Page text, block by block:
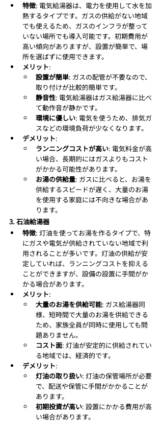
特徴: 電気給湯器は、電力を使用して水を加
熱するタイプです。ガスの供給がない地域
でも使えるため、ガスのインフラが整って
いない場所でも導入可能です。初期費用が
高い傾向がありますが、設置が簡単で、場
所を選ばずに使用できます。
メリット:
設置が簡単: ガスの配管が不要なので、
取り付けが比較的簡単です。
静音性: 電気給湯器はガス給湯器に比べ
て動作音が静かです。
環境に優しい: 電気を使うため、排気ガ
スなどの環境負荷が少なくなります。
デメリット:
ランニングコストが高い: 電気料金が高
い場合、長期的にはガスよりもコスト
がかかる可能性があります。
お湯の供給量: ガスに比べると、お湯を
供給するスピードが遅く、大量のお湯
を使用する家庭には不向きな場合があ
ります。
3. 石油給湯器
特徴: 灯油を使ってお湯を作るタイプで、特
にガスや電気が供給されていない地域で利
用されることが多いです。灯油の供給が安
定していれば、ランニングコストを抑える
ことができますが、設備の設置に手間がか
かる場合があります。
メリット:
大量のお湯を供給可能: ガス給湯器同
様、短時間で大量のお湯を供給できる
ため、家族全員が同時に使用しても問
題ありません。
コスト面: 灯油が安定的に供給されてい
る地域では、経済的です。
デメリット:
灯油の取り扱い: 灯油の保管場所が必要
で、配送や保管に手間がかかることが
あります。
初期投資が高い: 設置にかかる費用が高
い場合があります。